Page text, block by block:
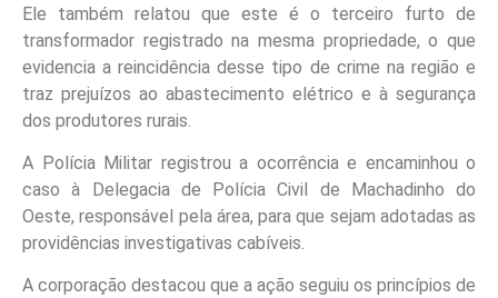
Ele também relatou que este é o terceiro furto de
transformador registrado na mesma propriedade, o que
evidencia a reincidência desse tipo de crime na região e
traz prejuízos ao abastecimento elétrico e à segurança
dos produtores rurais.
A Polícia Militar registrou a ocorrência e encaminhou o
caso à Delegacia de Polícia Civil de Machadinho do
Oeste, responsável pela área, para que sejam adotadas as
providências investigativas cabíveis.
A corporação destacou que a ação seguiu os princípios de